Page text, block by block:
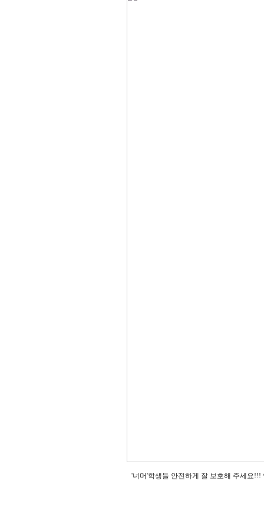
'너머'학생들 안전하게 잘 보호해 주세요